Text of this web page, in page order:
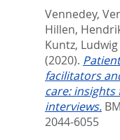
Vennedey,
Hillen,
Kuntz, Ludwig
(2020).
facilitators
care:
interviews.
2044-6055